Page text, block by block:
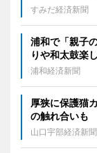
すみだ経済新聞
浦和で「親子
りや和太鼓楽
浦和経済新聞
厚狭に保護猫
の触れ合いも
山口宇部経済新聞